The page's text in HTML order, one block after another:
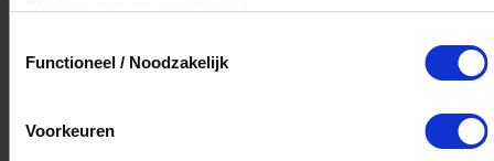
Functioneel / Noodzakelijk
Voorkeuren
Kan ik het saldo in delen besteden?